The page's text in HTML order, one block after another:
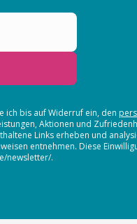
ich bis auf Widerruf ein, den
Aktionen und
Links erheben und
entnehmen. Diese
newsletter/.